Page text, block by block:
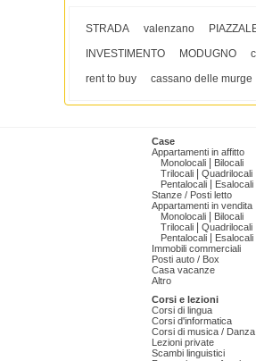
STRADA valenzano
INVESTIMENTO
MODUGNO
rent to buy
cassano delle murge
Case
Appartamenti in affitto
Monolocali
Bilocali
Trilocali
Quadrilocali
Pentalocali
Esalocali
Stanze / Posti letto
Appartamenti in vendita
Monolocali
Bilocali
Trilocali
Quadrilocali
Pentalocali
Esalocali
Immobili commerciali
Posti auto / Box
Casa vacanze
Altro
Corsi e lezioni
Corsi di lingua
Corsi d'informatica
Corsi di musica /
Lezioni private
Scambi linguistici